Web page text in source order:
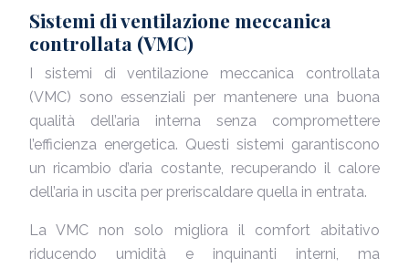
Sistemi di ventilazione meccanica
controllata (VMC)
I sistemi di ventilazione meccanica controllata
(VMC) sono essenziali per mantenere una buona
qualità dell’aria interna senza compromettere
l’efficienza energetica. Questi sistemi garantiscono
un ricambio d’aria costante, recuperando il calore
dell’aria in uscita per preriscaldare quella in entrata.
La VMC non solo migliora il comfort abitativo
riducendo umidità e inquinanti interni, ma